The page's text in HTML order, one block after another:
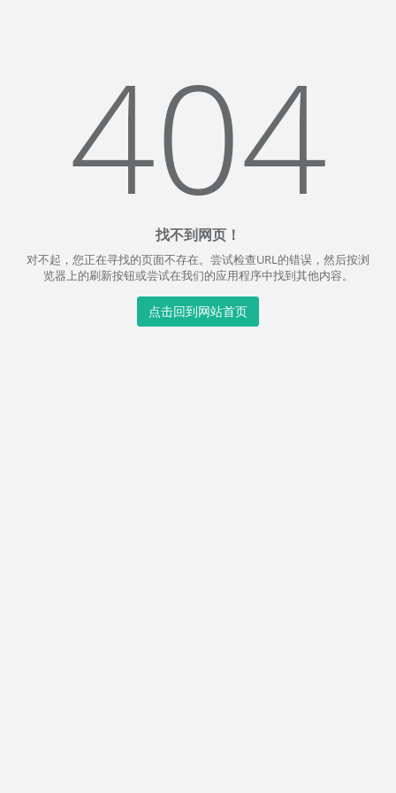
404
找不到网页！
对不起，您正在寻找的页面不存在。尝试检查URL的错误，然后按浏
览器上的刷新按钮或尝试在我们的应用程序中找到其他内容。
点击回到网站首页